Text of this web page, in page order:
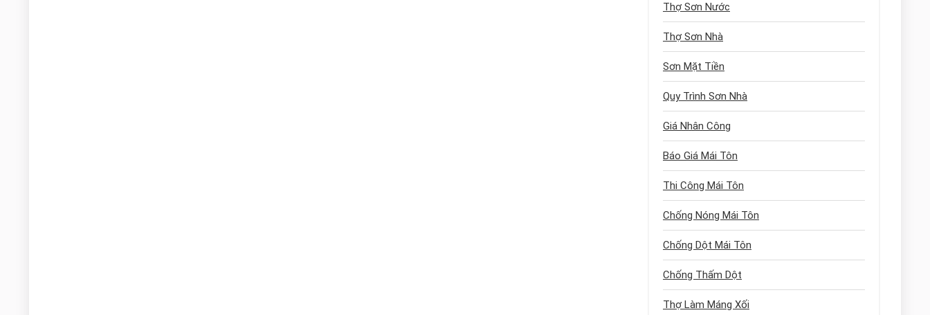
Thợ Sơn Nước
Thợ Sơn Nhà
Sơn Mặt Tiền
Quy Trình Sơn Nhà
Giá Nhân Công
Báo Giá Mái Tôn
Thi Công Mái Tôn
Chống Nóng Mái Tôn
Chống Dột Mái Tôn
Chống Thấm Dột
Thợ Làm Máng Xối